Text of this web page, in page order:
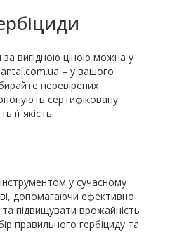
за вигідною ціною можна у
– у вашого
перевірених
сертифіковану
її якість.
у сучасному
допомагаючи ефективно
підвищувати врожайність
правильного гербіциду та